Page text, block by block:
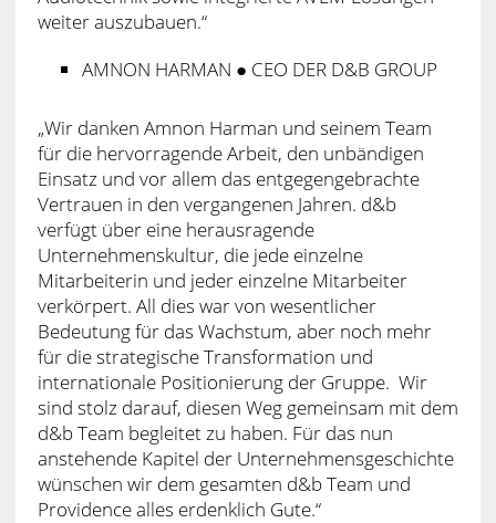
weiter auszubauen.“
AMNON HARMAN ● CEO DER D&B GROUP
„Wir danken Amnon Harman und seinem Team
für die hervorragende Arbeit, den unbändigen
Einsatz und vor allem das entgegengebrachte
Vertrauen in den vergangenen Jahren. d&b
verfügt über eine herausragende
Unternehmenskultur, die jede einzelne
Mitarbeiterin und jeder einzelne Mitarbeiter
verkörpert. All dies war von wesentlicher
Bedeutung für das Wachstum, aber noch mehr
für die strategische Transformation und
internationale Positionierung der Gruppe. Wir
sind stolz darauf, diesen Weg gemeinsam mit dem
d&b Team begleitet zu haben. Für das nun
anstehende Kapitel der Unternehmensgeschichte
wünschen wir dem gesamten d&b Team und
Providence alles erdenklich Gute.“